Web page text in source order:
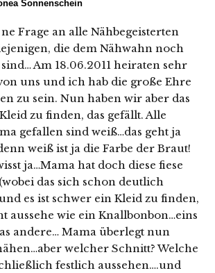
Sonnenschein
Frage an alle Nähbegeisterten
die dem Nähwahn noch
Am 18.06.2011 heiraten sehr
uns und ich hab die große Ehre
zu sein. Nun haben wir aber das
zu finden, das gefällt. Alle
gefallen sind weiß…das geht ja
weiß ist ja die Farbe der Braut!
ja…Mama hat doch diese fiese
das sich schon deutlich
es ist schwer ein Kleid zu finden,
aussehe wie ein Knallbonbon…eins
andere… Mama überlegt nun
welcher Schnitt? Welche
festlich aussehen….und